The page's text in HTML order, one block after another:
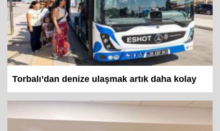
Torbalı’dan denize ulaşmak artık daha kolay